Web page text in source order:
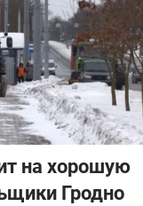
на хорошую
Гродно